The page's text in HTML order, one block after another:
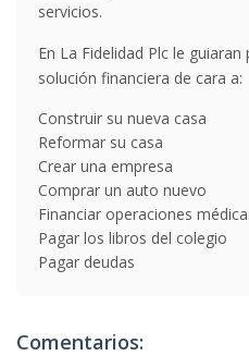
servicios.
En La Fidelidad Plc le
solución financiera de cara a:
Construir su nueva casa
Reformar su casa
Crear una empresa
Comprar un auto nuevo
Financiar operaciones
Pagar los libros del colegio
Pagar deudas
Comentarios: